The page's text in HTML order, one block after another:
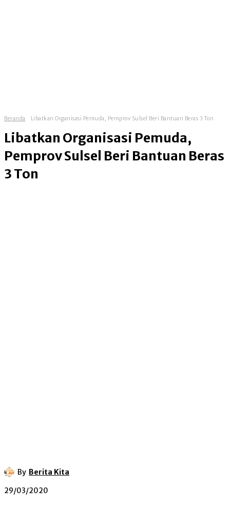
Beranda Libatkan Organisasi Pemuda, Pemprov Sulsel Beri Bantuan Beras 3 Ton
Libatkan Organisasi Pemuda,
Pemprov Sulsel Beri Bantuan Beras
3 Ton
By Berita Kita
29/03/2020